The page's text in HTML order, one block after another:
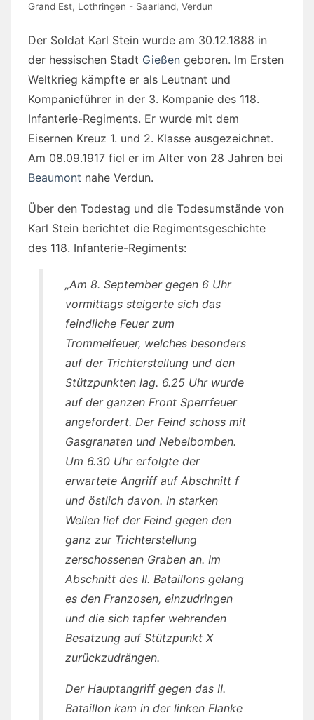
Grand Est, Lothringen - Saarland, Verdun
Der Soldat Karl Stein wurde am 30.12.1888 in
der hessischen Stadt Gießen geboren. Im Ersten
Weltkrieg kämpfte er als Leutnant und
Kompanieführer in der 3. Kompanie des 118.
Infanterie-Regiments. Er wurde mit dem
Eisernen Kreuz 1. und 2. Klasse ausgezeichnet.
Am 08.09.1917 fiel er im Alter von 28 Jahren bei
Beaumont nahe Verdun.
Über den Todestag und die Todesumstände von
Karl Stein berichtet die Regimentsgeschichte
des 118. Infanterie-Regiments:
„Am 8. September gegen 6 Uhr
vormittags steigerte sich das
feindliche Feuer zum
Trommelfeuer, welches besonders
auf der Trichterstellung und den
Stützpunkten lag. 6.25 Uhr wurde
auf der ganzen Front Sperrfeuer
angefordert. Der Feind schoss mit
Gasgranaten und Nebelbomben.
Um 6.30 Uhr erfolgte der
erwartete Angriff auf Abschnitt f
und östlich davon. In starken
Wellen lief der Feind gegen den
ganz zur Trichterstellung
zerschossenen Graben an. Im
Abschnitt des II. Bataillons gelang
es den Franzosen, einzudringen
und die sich tapfer wehrenden
Besatzung auf Stützpunkt X
zurückzudrängen.
Der Hauptangriff gegen das II.
Bataillon kam in der linken Flanke